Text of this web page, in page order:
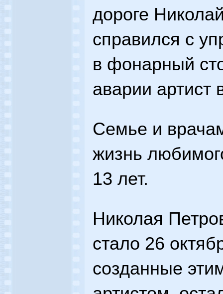
дороге
справился с
в фонарный
аварии артист
Семье и
жизнь
13 лет.
Николая
стало 26
созданные